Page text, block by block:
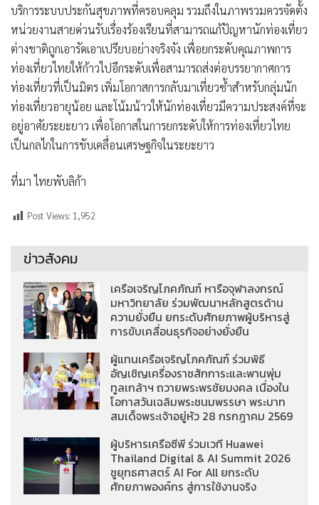
บริการระบบประกันสุขภาพที่ครอบคลุม รวมถึงในภาพรวมควรจัดตั้ง
หน่วยงานสายด่วนรับเรื่องร้องเรียนที่สามารถแก้ปัญหานักท่องเที่ยว
ต่างชาติถูกเอารัดเอาเปรียบอย่างจริงจัง เพื่อยกระดับคุณภาพการ
ท่องเที่ยวไทยให้ก้าวไปอีกระดับเพื่อสามารถส่งต่อบรรยากาศการ
ท่องเที่ยวที่เป็นมิตร เพิ่มโอกาสการกลับมาเที่ยวซ้ำสำหรับกลุ่มนัก
ท่องเที่ยวอายุน้อย และโน้มน้าวให้นักท่องเที่ยวมีความประสงค์ที่จะ
อยู่อาศัยระยะยาว เพื่อโอกาสในการยกระดับให้การท่องเที่ยวไทย
เป็นกลไกในการขับเคลื่อนเศรษฐกิจในระยะยาว
ที่มา ไทยพับลิก้า
Post Views: 1,952
ข่าวสังคม
เครือเจริญโภคภัณฑ์ หารือจุฬาลงกรณ์
มหาวิทยาลัย ร่วมพัฒนาหลักสูตรด้าน
ความยั่งยืน ยกระดับศักยภาพผู้บริหารสู่
การขับเคลื่อนธุรกิจอย่างยั่งยืน
ผู้แทนเครือเจริญโภคภัณฑ์ ร่วมพิธี
อัญเชิญเครื่องราชสักการะและพานพุ่ม
ทูลเกล้าฯ ถวายพระพรชัยมงคล เนื่องใน
โอกาสวันเฉลิมพระชนมพรรษา พระบาท
สมเด็จพระเจ้าอยู่หัว 28 กรกฎาคม 2569
ผู้บริหารเครือซีพี ร่วมเวที Huawei
Thailand Digital & AI Summit 2026
ชูยุทธศาสตร์ AI For All ยกระดับ
ศักยภาพองค์กร สู่การใช้งานจริง